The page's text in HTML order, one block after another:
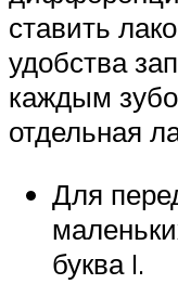
ставить
удобства
каждым
отдельная
Для
буква I.